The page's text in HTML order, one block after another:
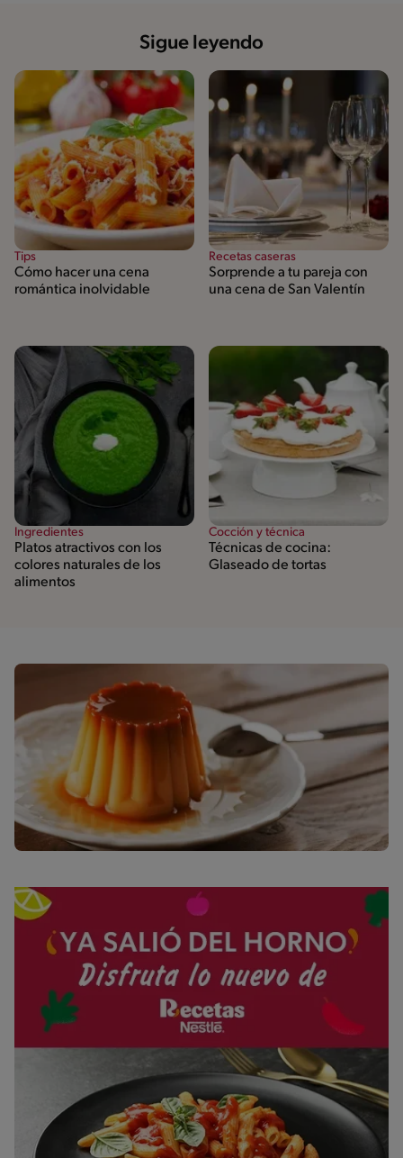
Sigue leyendo
Tips
Cómo hacer una cena
romántica inolvidable
Recetas caseras
Sorprende a tu pareja con
una cena de San Valentín
Ingredientes
Platos atractivos con los
colores naturales de los
alimentos
Cocción y técnica
Técnicas de cocina:
Glaseado de tortas